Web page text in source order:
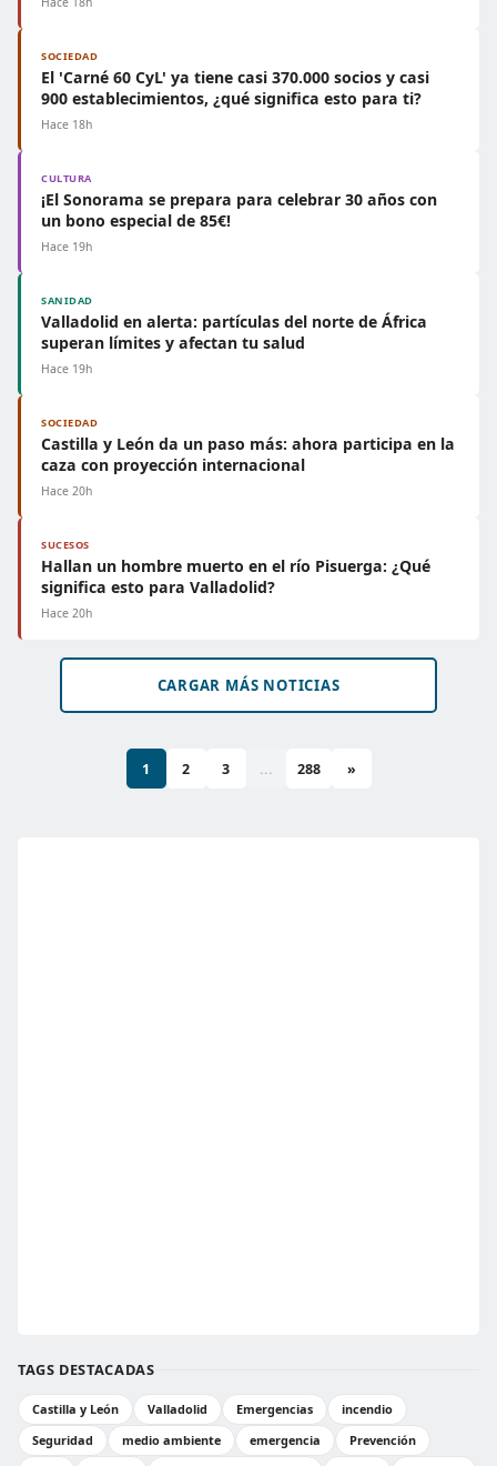
SOCIEDAD
El 'Carné 60 CyL' ya tiene casi 370.000 socios y casi
900 establecimientos, ¿qué significa esto para ti?
Hace 18h
CULTURA
¡El Sonorama se prepara para celebrar 30 años con
un bono especial de 85€!
Hace 19h
SANIDAD
Valladolid en alerta: partículas del norte de África
superan límites y afectan tu salud
Hace 19h
SOCIEDAD
Castilla y León da un paso más: ahora participa en la
caza con proyección internacional
Hace 20h
SUCESOS
Hallan un hombre muerto en el río Pisuerga: ¿Qué
significa esto para Valladolid?
Hace 20h
CARGAR MÁS NOTICIAS
1 2 3 ... 288 »
TAGS DESTACADAS
Castilla y León Valladolid Emergencias
incendio
Seguridad
medio ambiente emergencia
Prevención